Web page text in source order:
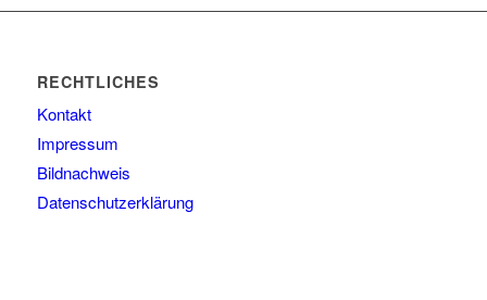
RECHTLICHES
Kontakt
Impressum
Bildnachweis
Datenschutzerklärung